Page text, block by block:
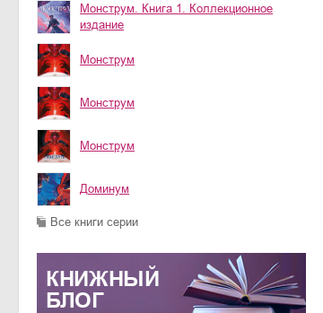
Монструм. Книга 1. Коллекционное
издание
Монструм
Монструм
Монструм
Доминум
Все книги серии
КНИЖНЫЙ
БЛОГ